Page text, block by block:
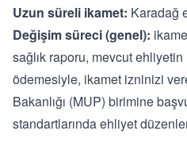
Uzun süreli ikamet: Karadağ
Değişim süreci (genel):
sağlık raporu, mevcut
ödemesiyle, ikamet izninizi
Bakanlığı (MUP) birimine
standartlarında ehliyet